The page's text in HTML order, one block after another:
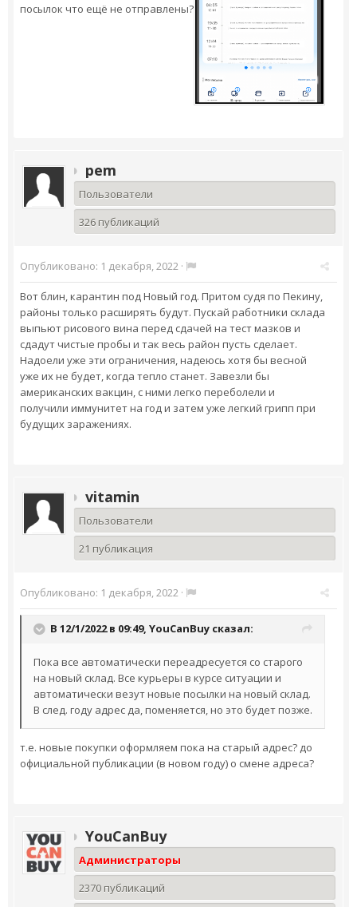
посылок что ещё не отправлены?
pem
Пользователи
326 публикаций
Опубликовано: 1 декабря, 2022 ·
Вот блин, карантин под Новый год. Притом судя по Пекину,
районы только расширять будут. Пускай работники склада
выпьют рисового вина перед сдачей на тест мазков и
сдадут чистые пробы и так весь район пусть сделает.
Надоели уже эти ограничения, надеюсь хотя бы весной
уже их не будет, когда тепло станет. Завезли бы
американских вакцин, с ними легко переболели и
получили иммунитет на год и затем уже легкий грипп при
будущих заражениях.
vitamin
Пользователи
21 публикация
Опубликовано: 1 декабря, 2022 ·
В 12/1/2022 в 09:49, YouCanBuy сказал:
Пока все автоматически переадресуется со старого
на новый склад. Все курьеры в курсе ситуации и
автоматически везут новые посылки на новый склад.
В след. году адрес да, поменяется, но это будет позже.
т.е. новые покупки оформляем пока на старый адрес? до
официальной публикации (в новом году) о смене адреса?
YouCanBuy
Администраторы
2370 публикаций